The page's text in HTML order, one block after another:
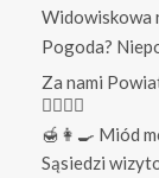
Widowiskowa
Pogoda?
Za nami
👮‍♀️👮‍♂️
🍯👩‍🍳 Miód
Sąsiedzi